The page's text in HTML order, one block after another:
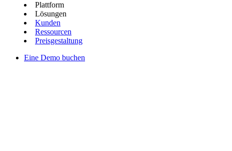
Plattform
Lösungen
Kunden
Ressourcen
Preisgestaltung
Eine Demo buchen